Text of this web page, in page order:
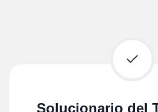
Solucionario del